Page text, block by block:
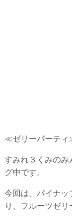
≪ゼリーパーテ
すみれ３くみのみ
グ中です。
今回は、パイナッ
り、フルーツゼリ